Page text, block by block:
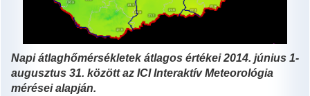
Napi átlaghőmérsékletek átlagos értékei 2014. június 1-
augusztus 31. között az ICI Interaktív Meteorológia
mérései alapján.